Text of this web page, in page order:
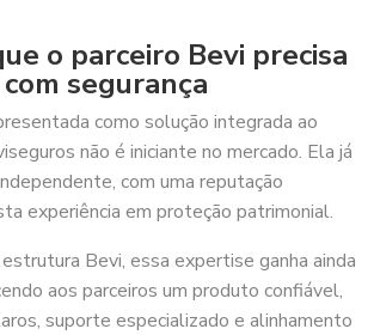
o parceiro Bevi precisa
segurança
como solução integrada ao
não é iniciante no mercado. Ela já
com uma reputação
experiência em proteção patrimonial.
Bevi, essa expertise ganha ainda
aos parceiros um produto confiável,
suporte especializado e alinhamento